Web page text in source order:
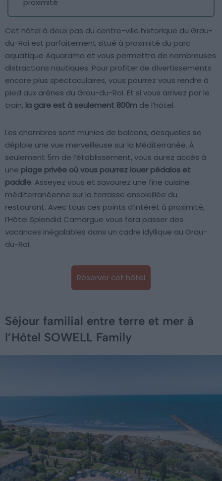
proximité
Cet hôtel à deux pas du centre-ville historique du Grau-
du-Roi est parfaitement situé à proximité du parc
aquatique Aquarama et vous permettra de nombreuses
distractions nautiques. Pour profiter de divertissements
encore plus spectaculaires, vous pourrez vous rendre à
pied aux arènes du Grau-du-Roi. Et si vous arrivez par le
train, la gare est à seulement 800m de l’hôtel.
Les chambres sont munies de balcons, desquelles se
déploie une vue merveilleuse sur la Méditerranée. À
seulement 5m de l’établissement, vous aurez accès à
une plage privée où vous pourrez louer pédalos et
paddle. Asseyez vous et savourez une fine cuisine
méditerranéenne sur la terrasse ensoleillée du
restaurant. Avec tous ces points d’intérêt à proximité,
l’Hôtel Splendid Camargue vous fera passer des
vacances inégalables dans un cadre idyllique au Grau-
du-Roi.
Réserver cet hôtel
Séjour familial entre terre et mer à
l’Hôtel SOWELL Family